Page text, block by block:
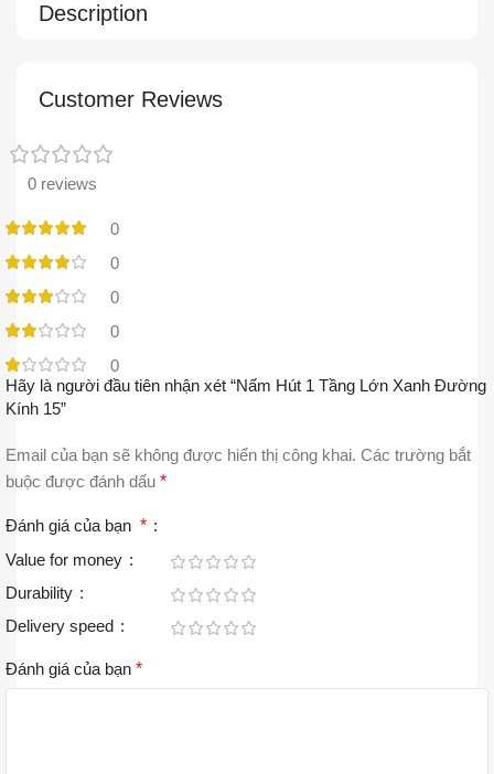
Description
Customer Reviews
0 reviews
0
0
0
0
0
Hãy là người đầu tiên nhận xét “Nấm Hút 1 Tầng Lớn Xanh Đường
Kính 15”
Email của bạn sẽ không được hiển thị công khai. Các trường bắt
buộc được đánh dấu *
Đánh giá của bạn *
Value for money
Durability
Delivery speed
Đánh giá của bạn *